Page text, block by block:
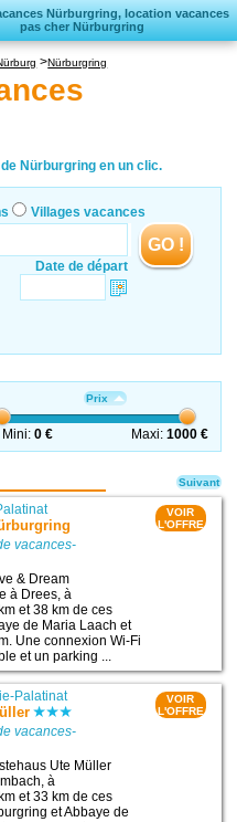
Nürburgring, location vacances
pas cher Nürburgring
Nürburgring
Nürburgring en un clic.
Villages vacances
Date de départ
GO !
Prix
Mini:0 € Maxi: 1000 €
vacances-
& Dream
à Drees, à
et 38 km de ces
de Maria Laach et
Une connexion Wi-Fi
et un parking ...
VOIR
L'OFFRE
Palatinat
vacances-
Ute Müller
à
et 33 km de ces
et Abbaye de
VOIR
L'OFFRE
Suivant